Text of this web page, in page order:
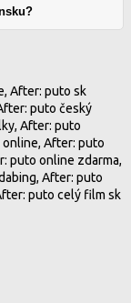
After: puto sk
puto český
After: puto
After: puto
puto online zdarma,
After: puto
puto celý film sk